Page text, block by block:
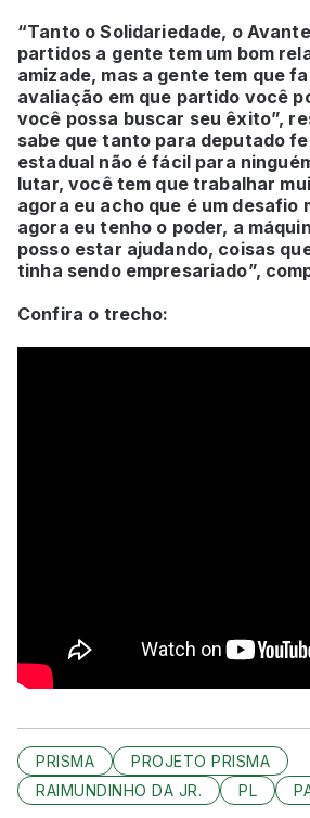
“Tanto o Solidariedade, o
partidos a gente tem um bom
amizade, mas a gente tem que
avaliação em que partido você
você possa buscar seu êxito”,
sabe que tanto para deputado
estadual não é fácil para
lutar, você tem que trabalhar
agora eu acho que é um desafio
agora eu tenho o poder, a
posso estar ajudando, coisas
tinha sendo empresariado”,
Confira o trecho:
PRISMA
PROJETO PRISMA
RAIMUNDINHO DA JR.
PL